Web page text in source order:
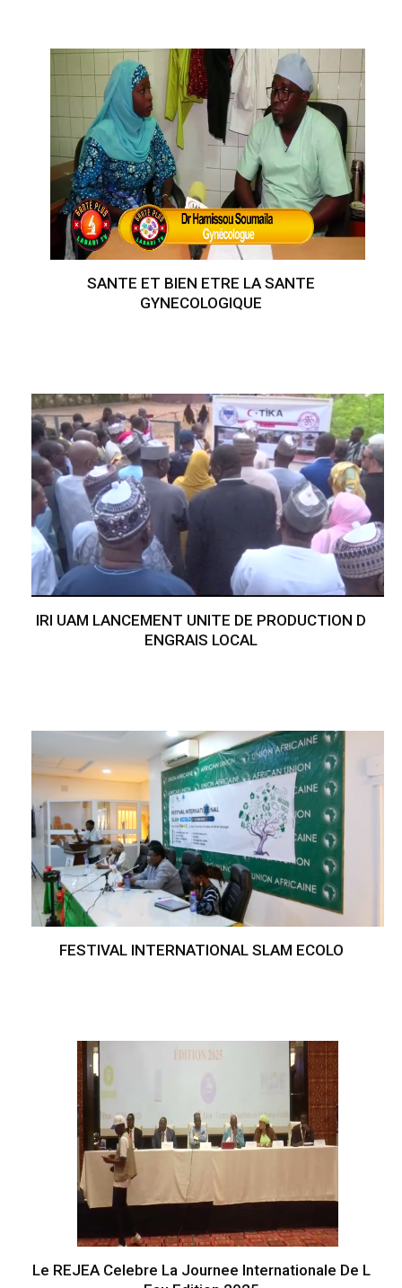
SANTE ET BIEN ETRE LA SANTE
GYNECOLOGIQUE
IRI UAM LANCEMENT UNITE DE PRODUCTION D
ENGRAIS LOCAL
FESTIVAL INTERNATIONAL SLAM ECOLO
Le REJEA Celebre La Journee Internationale De L